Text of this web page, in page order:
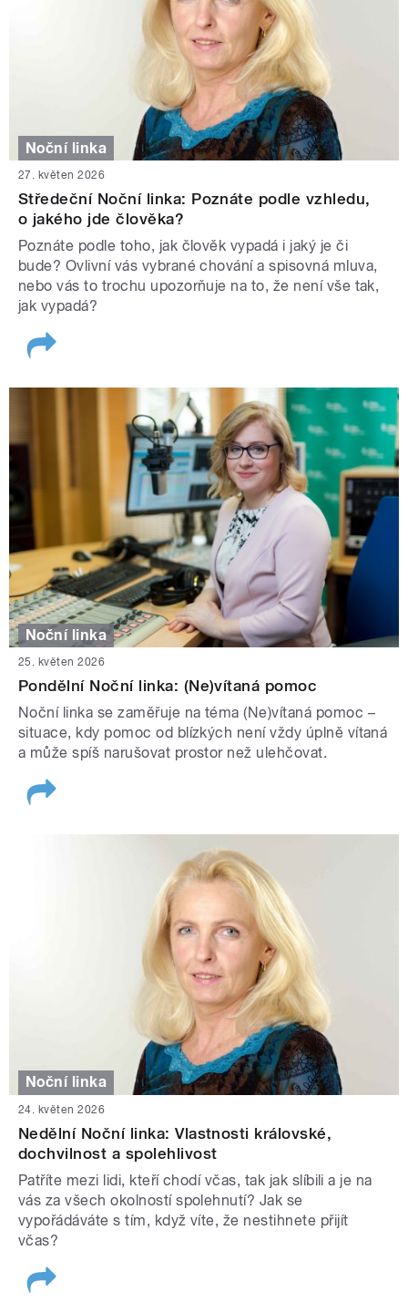
Noční linka
27. květen 2026
Středeční Noční linka: Poznáte podle vzhledu,
o jakého jde člověka?
Poznáte podle toho, jak člověk vypadá i jaký je či
bude? Ovlivní vás vybrané chování a spisovná mluva,
nebo vás to trochu upozorňuje na to, že není vše tak,
jak vypadá?
Noční linka
25. květen 2026
Pondělní Noční linka: (Ne)vítaná pomoc
Noční linka se zaměřuje na téma (Ne)vítaná pomoc –
situace, kdy pomoc od blízkých není vždy úplně vítaná
a může spíš narušovat prostor než ulehčovat.
Noční linka
24. květen 2026
Nedělní Noční linka: Vlastnosti královské,
dochvilnost a spolehlivost
Patříte mezi lidi, kteří chodí včas, tak jak slíbili a je na
vás za všech okolností spolehnutí? Jak se
vypořádáváte s tím, když víte, že nestihnete přijít
včas?